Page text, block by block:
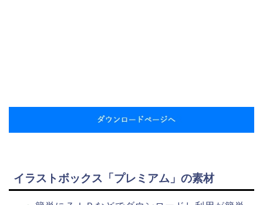
イラストボックス「プレミアム」の素材